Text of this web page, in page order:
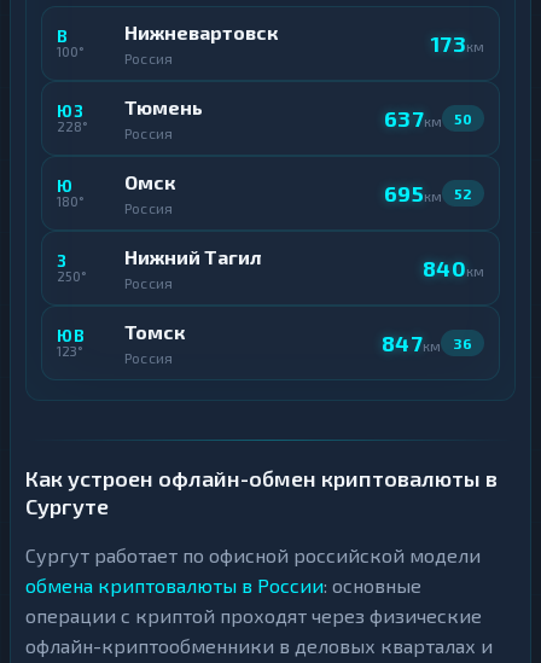
В
100°
Нижневартовск
Россия
173км
ЮЗ
228°
Тюмень
Россия
637км 50
Ю
180°
Омск
Россия
695км 52
З
250°
Нижний Тагил
Россия
840км
ЮВ
123°
Томск
Россия
847км 36
Как устроен офлайн-обмен криптовалюты в
Сургуте
Сургут работает по офисной российской модели
обмена криптовалюты в России: основные
операции с криптой проходят через физические
офлайн-криптообменники в деловых кварталах и